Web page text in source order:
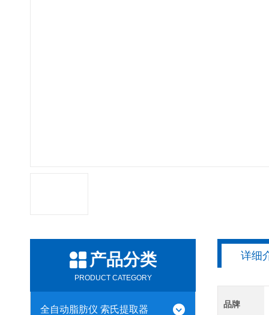
产品分类
PRODUCT CATEGORY
全自动脂肪仪 索氏提取器
详细
品牌